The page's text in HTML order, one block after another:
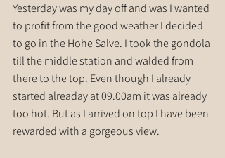
Yesterday was my day off and was I wanted
to profit from the good weather I decided
to go in the Hohe Salve. I took the gondola
till the middle station and walded from
there to the top. Even though I already
started alreaday at 09.00am it was already
too hot. But as I arrived on top I have been
rewarded with a gorgeous view.